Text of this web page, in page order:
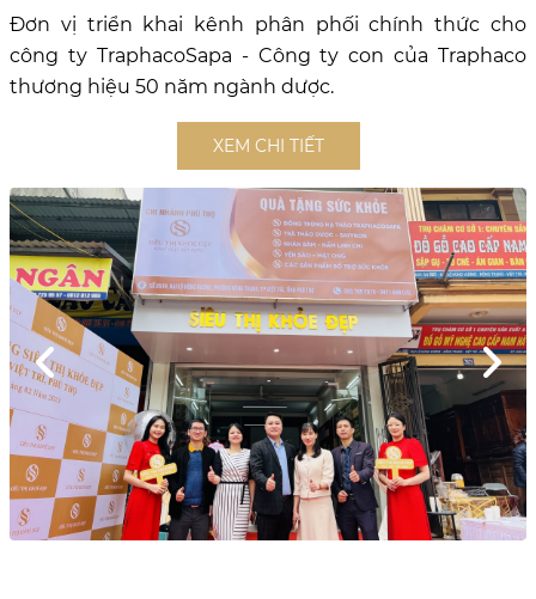
Đơn vị triển khai kênh phân phối chính thức cho
công ty TraphacoSapa - Công ty con của Traphaco
thương hiệu 50 năm ngành dược.
XEM CHI TIẾT